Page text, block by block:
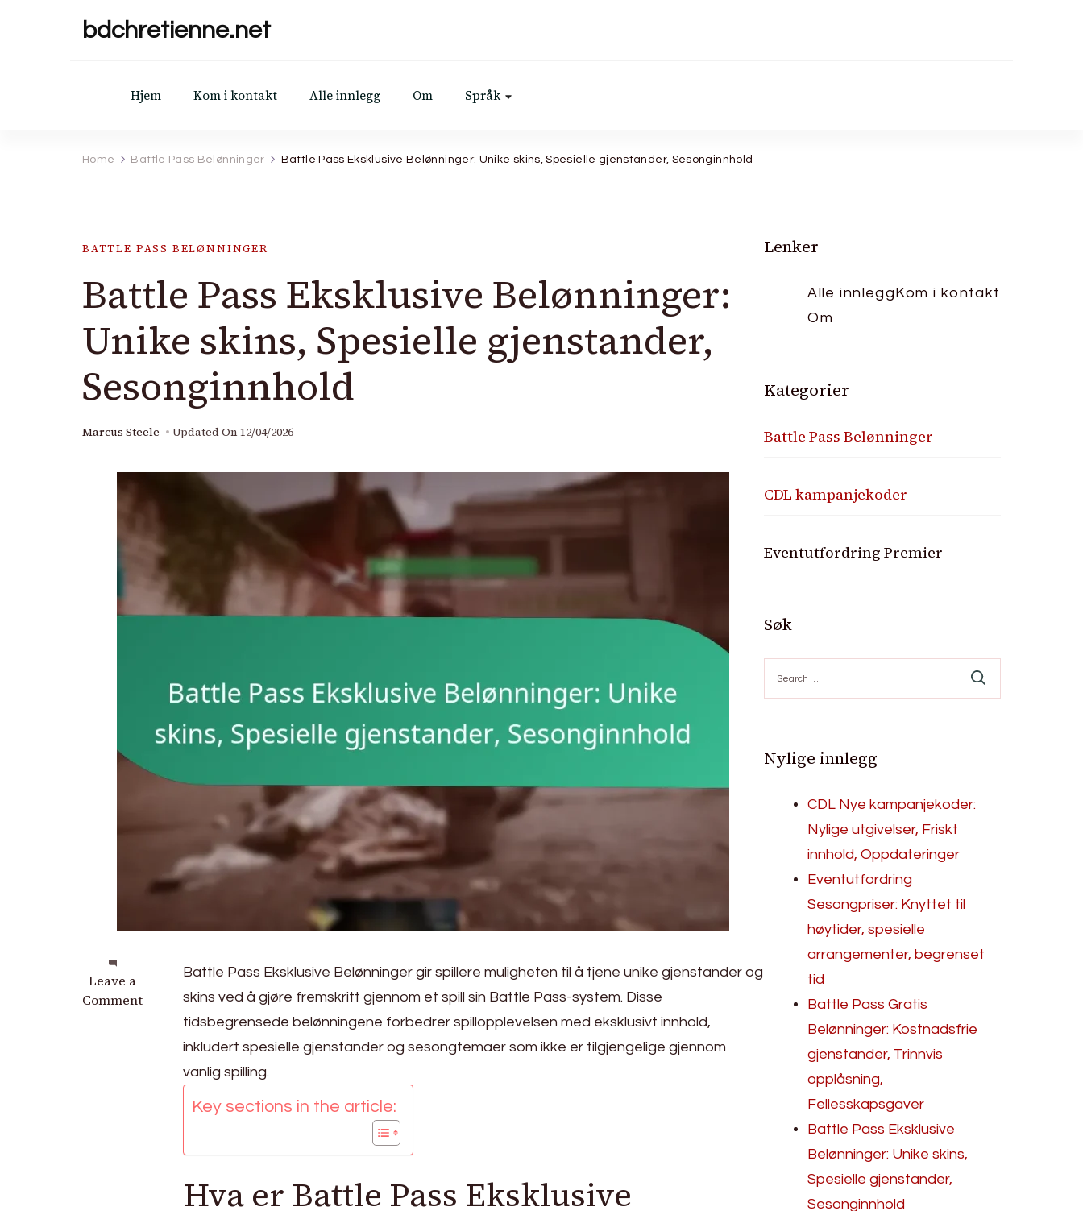
bdchretienne.net
Hjem Kom i kontakt Alle innlegg Om Språk
Home Battle Pass Belønninger Battle Pass Eksklusive Belønninger: Unike skins, Spesielle gjenstander, Sesonginnhold
BATTLE PASS BELØNNINGER
Battle Pass Eksklusive Belønninger:
Unike skins, Spesielle gjenstander,
Sesonginnhold
Marcus Steele Updated On 12/04/2026
Leave a
Comment
on
Battle
Belønninger:
Sesonginnhold
Battle Pass Eksklusive Belønninger gir spillere muligheten til å tjene unike gjenstander og
skins ved å gjøre fremskritt gjennom et spill sin Battle Pass-system. Disse
tidsbegrensede belønningene forbedrer spillopplevelsen med eksklusivt innhold,
inkludert spesielle gjenstander og sesongtemaer som ikke er tilgjengelige gjennom
vanlig spilling.
Key sections in the article:
Hva er Battle Pass Eksklusive
Lenker
Alle innleggKom i kontakt
Om
Kategorier
Battle Pass Belønninger
CDL kampanjekoder
Eventutfordring Premier
Søk
for:
Nylige innlegg
CDL Nye kampanjekoder:
Nylige utgivelser, Friskt
innhold, Oppdateringer
Eventutfordring
Sesongpriser: Knyttet til
høytider, spesielle
arrangementer, begrenset
tid
Battle Pass Gratis
Belønninger: Kostnadsfrie
gjenstander, Trinnvis
opplåsning,
Fellesskapsgaver
Battle Pass Eksklusive
Belønninger: Unike skins,
Spesielle gjenstander,
Sesonginnhold